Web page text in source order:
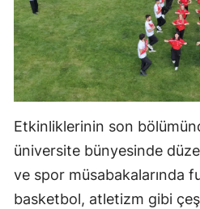
Etkinliklerinin son
üniversite bünyesinde
ve spor müsabakalarında
basketbol, atletizm gibi